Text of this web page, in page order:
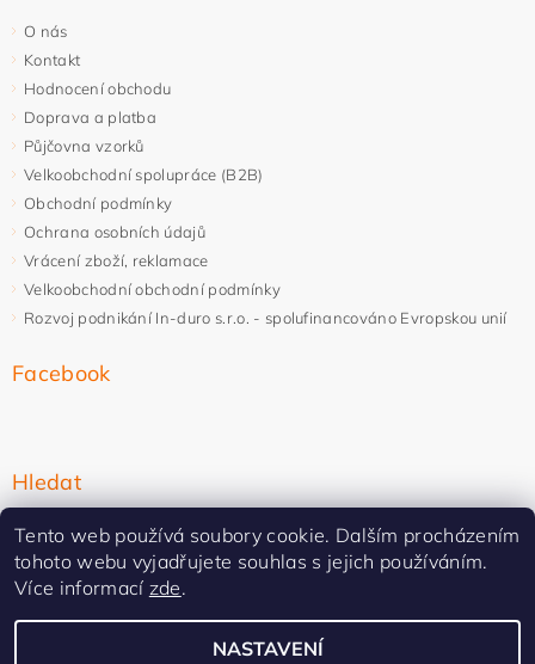
O nás
Kontakt
Hodnocení obchodu
Doprava a platba
Půjčovna vzorků
Velkoobchodní spolupráce (B2B)
Obchodní podmínky
Ochrana osobních údajů
Vrácení zboží, reklamace
Velkoobchodní obchodní podmínky
Rozvoj podnikání In-duro s.r.o. - spolufinancováno Evropskou unií
Facebook
Hledat
Tento web používá soubory cookie. Dalším procházením
tohoto webu vyjadřujete souhlas s jejich používáním.
Více informací zde.
NASTAVENÍ